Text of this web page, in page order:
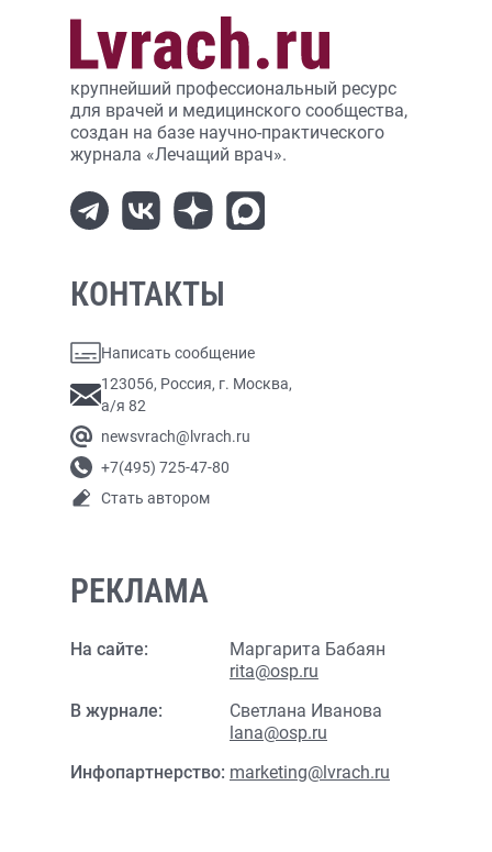
крупнейший профессиональный ресурс
для врачей и медицинского сообщества,
создан на базе научно-практического
журнала «Лечащий врач».
КОНТАКТЫ
Написать сообщение
123056, Россия, г. Москва,
а/я 82
newsvrach@lvrach.ru
+7(495) 725-47-80
Стать автором
РЕКЛАМА
На сайте:
Маргарита Бабаян
rita@osp.ru
В журнале:
Светлана Иванова
lana@osp.ru
Инфопартнерство: marketing@lvrach.ru